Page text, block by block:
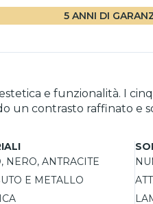
5 ANNI DI
e funzionalità. I
un contrasto raffinato e
in un
Ogni diffusore in
qualità dei materiali,
NERO, ANTRACITE
E METALLO